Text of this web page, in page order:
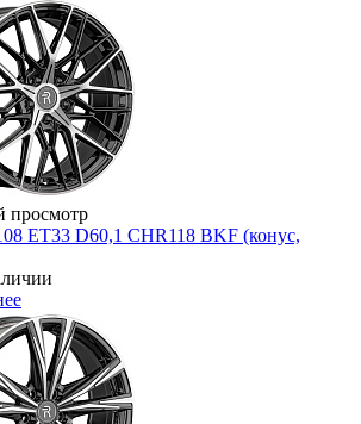
просмотр
ET33 D60,1 CHR118 BKF (конус,